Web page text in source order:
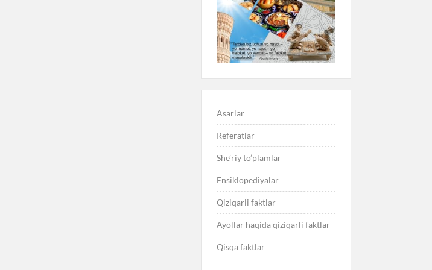
Asarlar
Referatlar
She’riy to’plamlar
Ensiklopediyalar
Qiziqarli faktlar
Ayollar haqida qiziqarli faktlar
Qisqa faktlar